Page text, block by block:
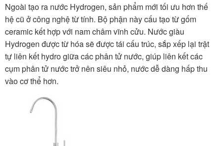
Ngoài tạo ra nước Hydrogen, sản phẩm mới tối ưu hơn thế
hệ cũ ở công nghệ từ tính. Bộ phận này cấu tạo từ gốm
ceramic kết hợp với nam châm vĩnh cửu. Nước giàu
Hydrogen được từ hóa sẽ được tái cấu trúc, sắp xếp lại trật
tự liên kết hydro giữa các phân tử nước, giúp liên kết các
cụm phân tử nước trở nên siêu nhỏ, nước dễ dàng hấp thu
vào cơ thể hơn.